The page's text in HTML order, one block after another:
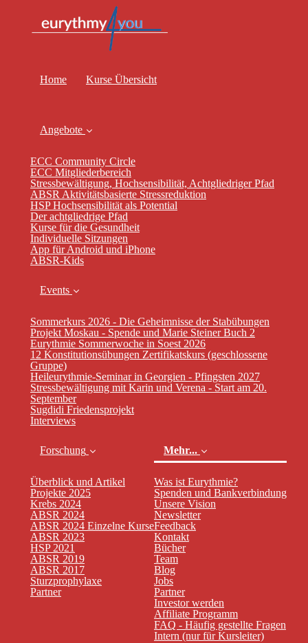
Home Kurse Übersicht
Angebote
ECC Community Circle
ECC Mitgliederbereich
Stressbewältigung, Hochsensibilität, Achtgliedriger Pfad
ABSR Aktivitätsbasierte Stressreduktion
HSP Hochsensibilität als Potential
Der achtgliedrige Pfad
Kurse für die Gesundheit
Individuelle Sitzungen
App für Android und iPhone
ABSR-Kids
Events
Sommerkurs 2026 - Die Geheimnisse der Stabübungen
Projekt Moskau - Spende und Marie Steiner Buch 2
Eurythmie Sommerwoche in Soest 2026
12 Konstitutionsübungen Zertifikatskurs (geschlossene
Gruppe)
Heileurythmie-Seminar in Georgien - Pfingsten 2027
Stressbewältigung mit Karin und Verena - Start am 20.
September
Sugdidi Friedensprojekt
Interviews
Forschung
Überblick und Artikel
Projekte 2025
Krebs 2024
ABSR 2024
ABSR 2024 Einzelne Kurse
ABSR 2023
HSP 2021
ABSR 2019
ABSR 2017
Sturzprophylaxe
Partner
Mehr...
Was ist Eurythmie?
Spenden und Bankverbindung
Unsere Vision
Newsletter
Feedback
Kontakt
Bücher
Team
Blog(current)
Jobs
Partner
Investor werden
Affiliate Programm
FAQ - Häufig gestellte Fragen
Intern (nur für Kursleiter)